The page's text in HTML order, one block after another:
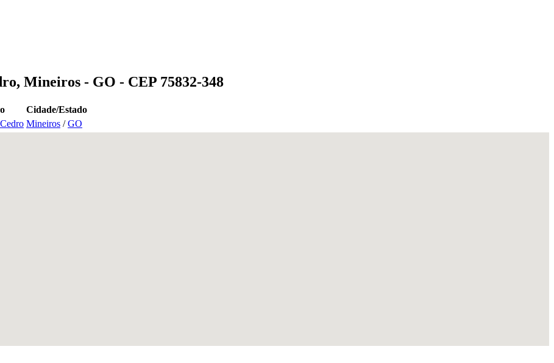
Mineiros - GO - CEP 75832-348
Cidade/Estado
Mineiros /GO